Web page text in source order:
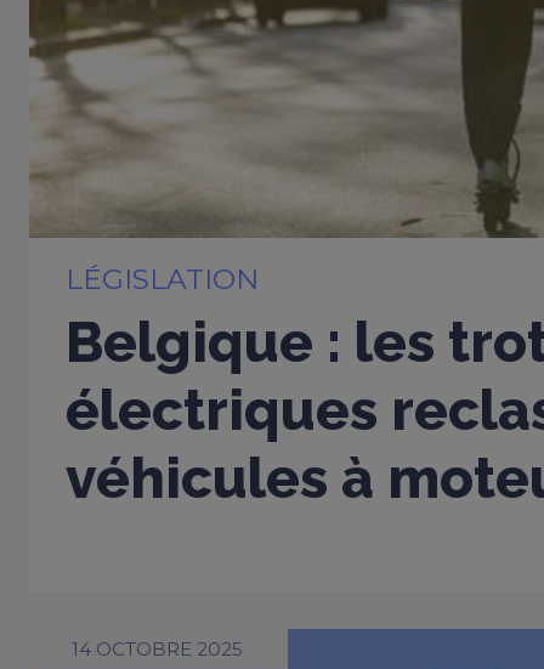
LÉGISLATION
Belgique : les
électriques
véhicules à
14 OCTOBRE 2025